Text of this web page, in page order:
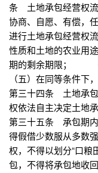
条 土地承包经营权
协商、自愿、有偿，
进行土地承包经营
性质和土地的农业
期的剩余期限；
（五）在同等条件
第三十四条 土地承
权依法自主决定土
第三十五条 承包期
得假借少数服从多数
权，不得以划分“口粮
包，不得将承包地